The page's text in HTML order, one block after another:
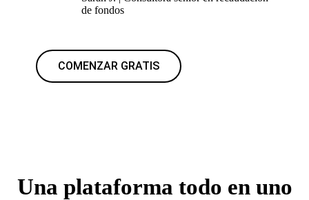
de fondos
COMENZAR GRATIS
Una plataforma todo en uno